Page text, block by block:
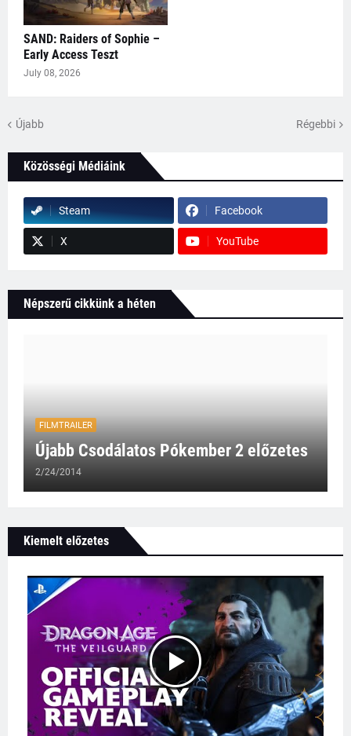
SAND: Raiders of Sophie –
Early Access Teszt
July 08, 2026
Újabb Régebbi
Közösségi Médiáink
Steam Facebook
X YouTube
Népszerű cikkünk a héten
FILMTRAILER
Újabb Csodálatos Pókember 2 előzetes
2/24/2014
Kiemelt előzetes